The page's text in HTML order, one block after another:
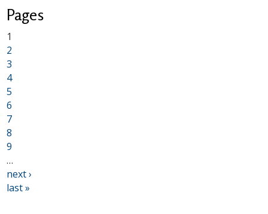
Pages
1
2
3
4
5
6
7
8
9
…
next ›
last »